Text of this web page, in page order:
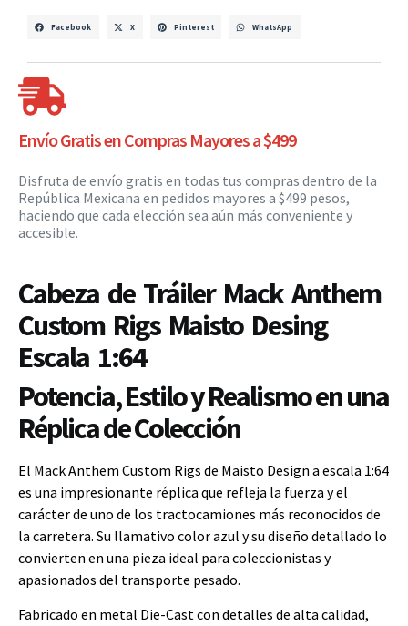
Facebook X Pinterest WhatsApp
Envío Gratis en Compras Mayores a $499
Disfruta de envío gratis en todas tus compras dentro de la
República Mexicana en pedidos mayores a $499 pesos,
haciendo que cada elección sea aún más conveniente y
accesible.
Cabeza de Tráiler Mack Anthem
Custom Rigs Maisto Desing
Escala 1:64
Potencia, Estilo y Realismo en una
Réplica de Colección
El Mack Anthem Custom Rigs de Maisto Design a escala 1:64
es una impresionante réplica que refleja la fuerza y el
carácter de uno de los tractocamiones más reconocidos de
la carretera. Su llamativo color azul y su diseño detallado lo
convierten en una pieza ideal para coleccionistas y
apasionados del transporte pesado.
Fabricado en metal Die-Cast con detalles de alta calidad,